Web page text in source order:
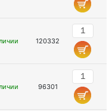
120332
96301